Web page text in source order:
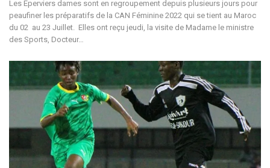
Les Eperviers dames sont en regroupement depuis plusieurs jours pour
peaufiner les préparatifs de la CAN Féminine 2022 qui se tient au Maroc
du 02 au 23 Juillet. Elles ont reçu jeudi, la visite de Madame le ministre
des Sports, Docteur…